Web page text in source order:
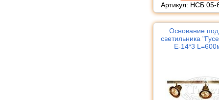
Артикул: НСБ 05-
Основание
светильника
Е-14*3